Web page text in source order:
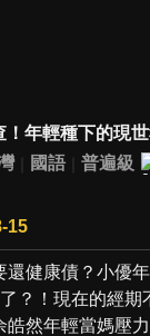
年輕種下的現世
國語
普遍級
15
還健康債？小優
？！現在的經期
皓然年輕當媽壓